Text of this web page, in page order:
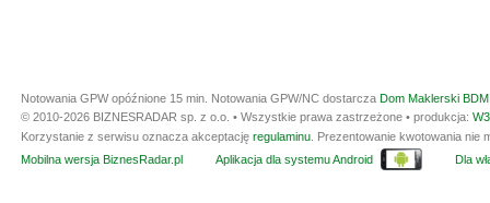
Notowania GPW opóźnione 15 min. Notowania GPW/NC dostarcza Dom Maklerski
© 2010-2026 BIZNESRADAR sp. z o.o. • Wszystkie prawa zastrzeżone • produkcja:
Korzystanie z serwisu oznacza akceptację regulaminu . Prezentowanie kwotowania
Mobilna wersja BiznesRadar.pl
Aplikacja dla systemu Android Dla